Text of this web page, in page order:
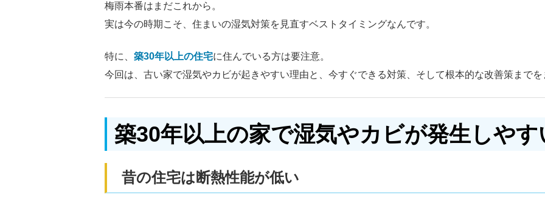
梅雨本番はまだこれから。
実は今の時期こそ、住まいの湿気対策を見直すベストタイミングなんです。
特に、 築30年以上の住宅に住んでいる方は要注意。
今回は、古い家で湿気やカビが起きやすい理由と、今すぐできる対策、そして根本的な改善策までを
築30年以上の家で湿気やカビが発生しやす
昔の住宅は断熱性能が低い